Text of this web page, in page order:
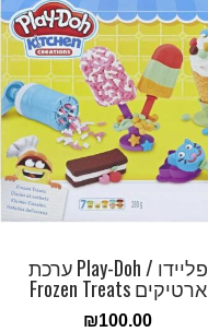
פליידו / Play-Doh ערכת
ארטיקים Frozen Treats
₪100.00